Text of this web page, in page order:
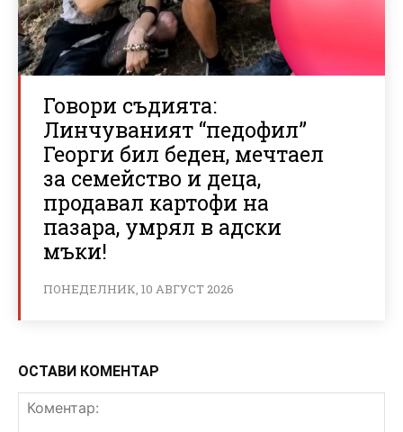
Говори съдията:
Линчуваният “педофил”
Георги бил беден, мечтаел
за семейство и деца,
продавал картофи на
пазара, умрял в адски
мъки!
ПОНЕДЕЛНИК, 10 АВГУСТ 2026
ОСТАВИ КОМЕНТАР